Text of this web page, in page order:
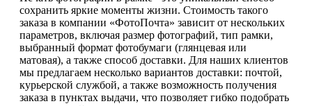
сохранить яркие моменты жизни. Стоимость такого
заказа в компании «ФотоПочта» зависит от нескольких
параметров, включая размер фотографий, тип рамки,
выбранный формат фотобумаги (глянцевая или
матовая), а также способ доставки. Для наших клиентов
мы предлагаем несколько вариантов доставки: почтой,
курьерской службой, а также возможность получения
заказа в пунктах выдачи, что позволяет гибко подобрать